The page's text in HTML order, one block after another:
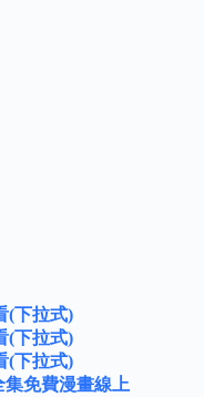
(下拉式)
(下拉式)
(下拉式)
免費漫畫線上